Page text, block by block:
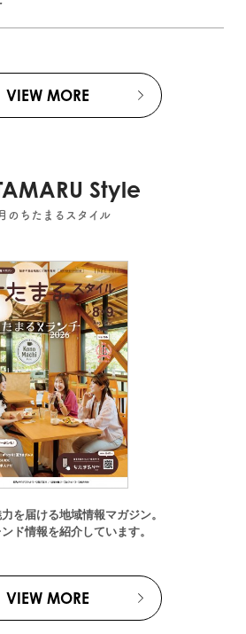
VIEW MORE
Style
のちたまるスタイル
を届ける地域情報マガジン。
ド情報を紹介しています。
VIEW MORE